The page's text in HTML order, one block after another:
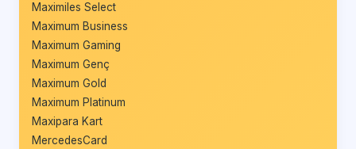
Maximiles Select
Maximum Business
Maximum Gaming
Maximum Genç
Maximum Gold
Maximum Platinum
Maxipara Kart
MercedesCard